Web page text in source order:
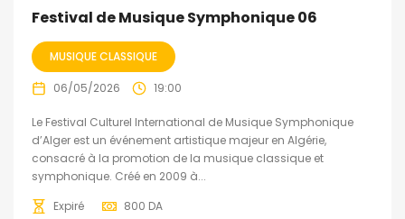
Festival de Musique Symphonique 06
MUSIQUE CLASSIQUE
06/05/2026 19:00
Le Festival Culturel International de Musique Symphonique
d’Alger est un événement artistique majeur en Algérie,
consacré à la promotion de la musique classique et
symphonique. Créé en 2009 à...
Expiré
800 DA